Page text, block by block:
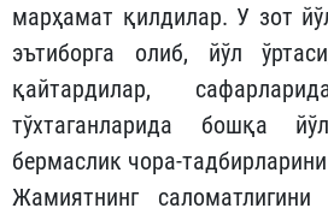
марҳамат қилдилар. У зот
эътиборга олиб, йўл
қайтардилар,
тўхтаганларида бошқа
бермаслик чора-
Жамиятнинг